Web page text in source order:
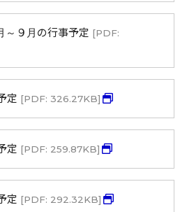
～９月の行事予定 [PDF:
定 [PDF: 326.27KB]
定 [PDF: 259.87KB]
定 [PDF: 292.32KB]